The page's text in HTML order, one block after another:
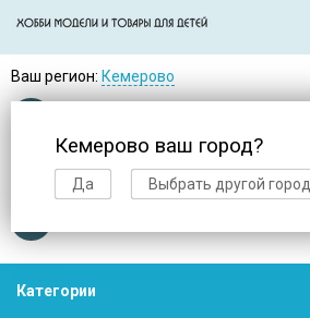
Ваш регион: Кемерово
Кемерово ваш город?
Да Выбрать другой город
Доставкав день заказа
Категории